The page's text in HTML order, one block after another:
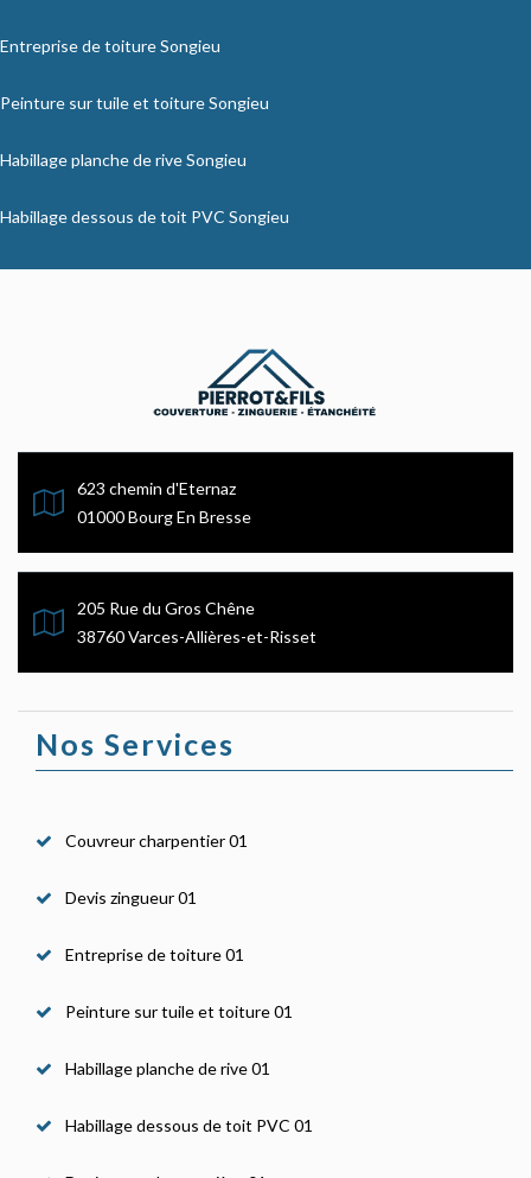
Entreprise de toiture Songieu
Peinture sur tuile et toiture Songieu
Habillage planche de rive Songieu
Habillage dessous de toit PVC Songieu
623 chemin d'Eternaz
01000 Bourg En Bresse
205 Rue du Gros Chêne
38760 Varces-Allières-et-Risset
Nos Services
Couvreur charpentier 01
Devis zingueur 01
Entreprise de toiture 01
Peinture sur tuile et toiture 01
Habillage planche de rive 01
Habillage dessous de toit PVC 01